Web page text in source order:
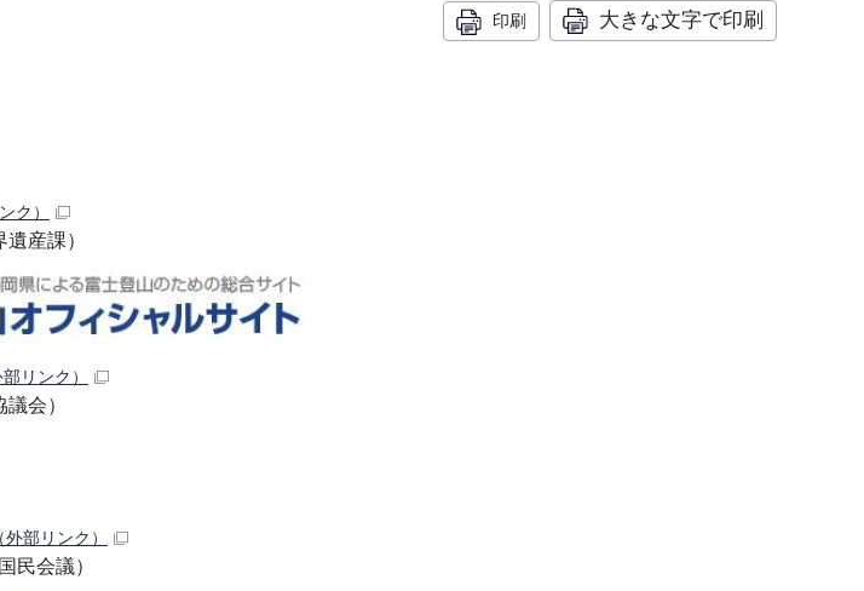
印刷 大きな文字で印刷
ク）
産課）
部リンク）
会）
（外部リンク）
民会議）